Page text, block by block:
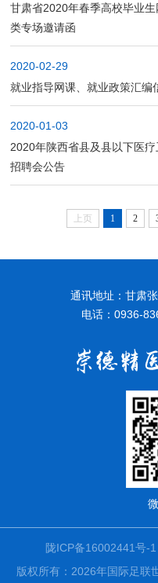
甘肃省2020年春季高校毕业
类专场邀请函
2020-02-29
就业指导网课、就业政策汇编
2020-01-03
2020年陕西省县及县以下医
招聘会公告
上页 1 2
通讯地址：甘肃
电话：0936-
陇ICP备16002441号-1
版权所有：2026年国际足联